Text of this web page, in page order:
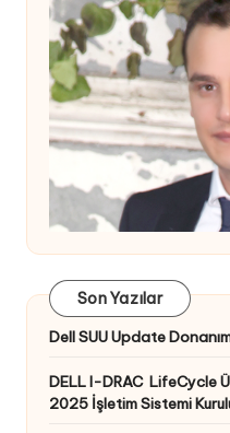
Son Yazılar
Dell SUU Update
DELL I-DRAC LifeCycle
2025 İşletim Sistemi